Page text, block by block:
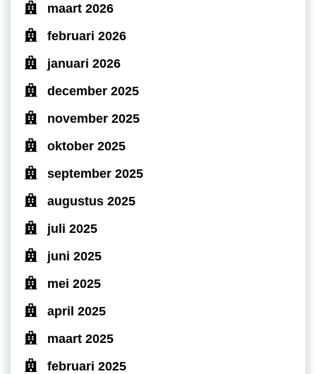
maart 2026
februari 2026
januari 2026
december 2025
november 2025
oktober 2025
september 2025
augustus 2025
juli 2025
juni 2025
mei 2025
april 2025
maart 2025
februari 2025